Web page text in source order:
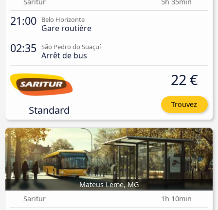
Saritur
5h 35min
21:00 Belo Horizonte
Gare routière
02:35 São Pedro do Suaçuí
Arrêt de bus
Standard
22 €
Trouvez
Mateus Leme, MG
Saritur
1h 10min